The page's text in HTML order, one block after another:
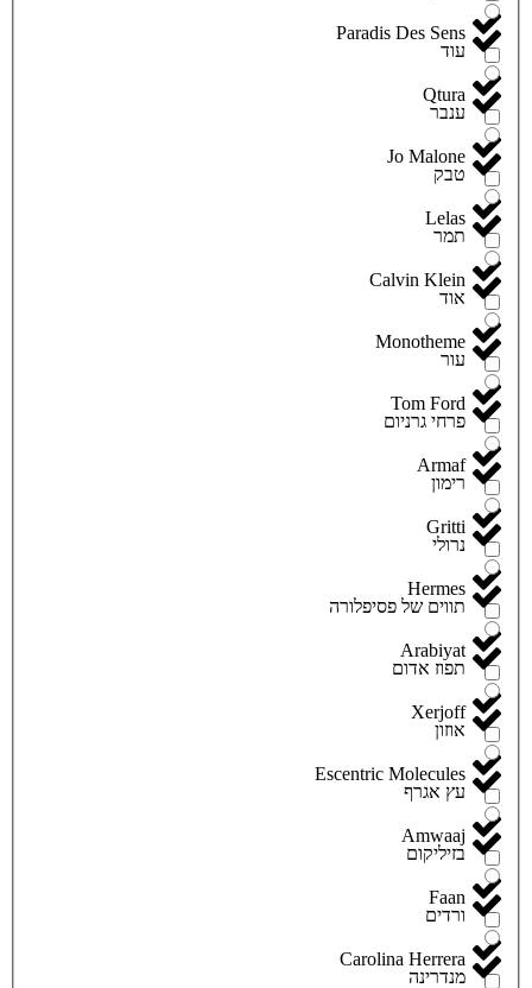
Paradis Des Sens
Qtura
Jo Malone
Lelas
Calvin Klein
Monotheme
Tom Ford
Armaf
Gritti
Hermes
Arabiyat
Xerjoff
Escentric Molecules
Amwaaj
Faan
Carolina Herrera
עוד
ענבר
טבק
תמר
אוד
עור
פרחי גרניום
רימון
נרולי
תווים של פסיפלורה
תפוז אדום
אוזון
עץ אגרף
בזיליקום
ורדים
מנדרינה